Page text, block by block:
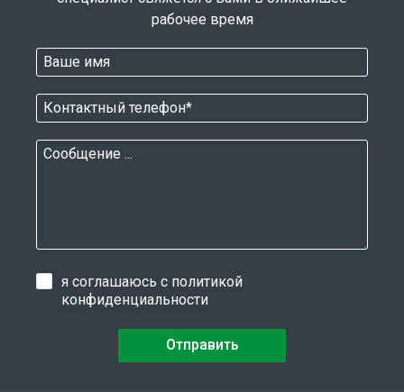
рабочее время
я соглашаюсь с политикой
конфиденциальности